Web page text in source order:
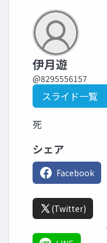
伊月遊
@8295556157
スライド一覧
死
シェア
Facebook
(Twitter)